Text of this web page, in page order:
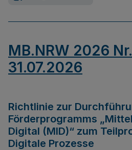
MB.NRW 2026
31.07.2026
Richtlinie zur
Förderprogramms
Digital (MID)“ zum
Digitale Prozesse